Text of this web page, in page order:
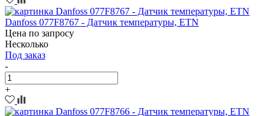
Danfoss 077F8767 - Датчик температуры, ETN
Цена по запросу
Несколько
Под заказ
-
+